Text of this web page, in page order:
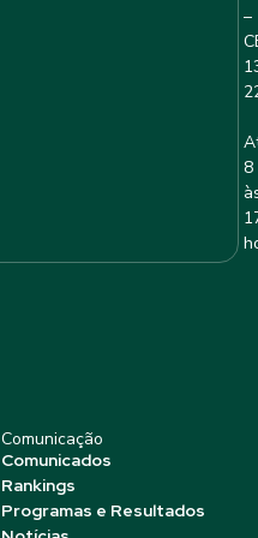
–
8
Comunicação
Comunicados
Rankings
Programas e Resultados